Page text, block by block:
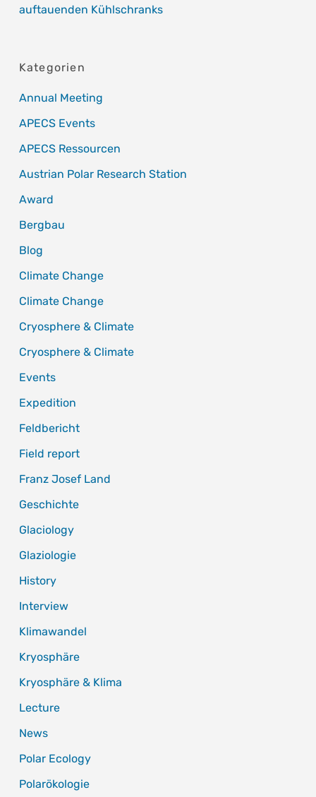
auftauenden Kühlschranks
Kategorien
Annual Meeting
APECS Events
APECS Ressourcen
Austrian Polar Research Station
Award
Bergbau
Blog
Climate Change
Climate Change
Cryosphere & Climate
Cryosphere & Climate
Events
Expedition
Feldbericht
Field report
Franz Josef Land
Geschichte
Glaciology
Glaziologie
History
Interview
Klimawandel
Kryosphäre
Kryosphäre & Klima
Lecture
News
Polar Ecology
Polarökologie